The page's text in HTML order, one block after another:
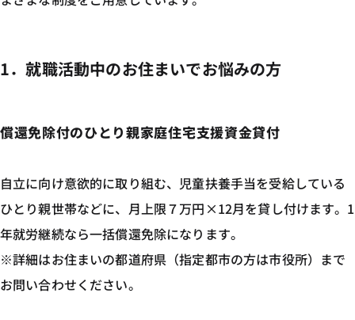
1．就職活動中のお住まいでお悩みの方
償還免除付のひとり親家庭住宅支援資金貸付
自立に向け意欲的に取り組む、児童扶養手当を受給している
ひとり親世帯などに、月上限７万円×12月を貸し付けます。1
年就労継続なら一括償還免除になります。
※詳細はお住まいの都道府県（指定都市の方は市役所）まで
お問い合わせください。